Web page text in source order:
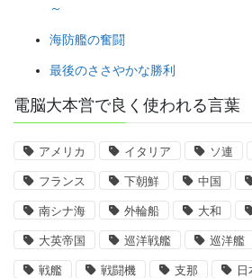
～
海防艦の奮闘
最後のささやかな勝利
電脳大本営で良く使われる言葉
アメリカ イタリア ソ連
フランス 下朝鮮 中国
南シナ海 外輪船 大和
大英帝国 巡洋戦艦 巡洋艦
戦艦 戦闘機 支那 日